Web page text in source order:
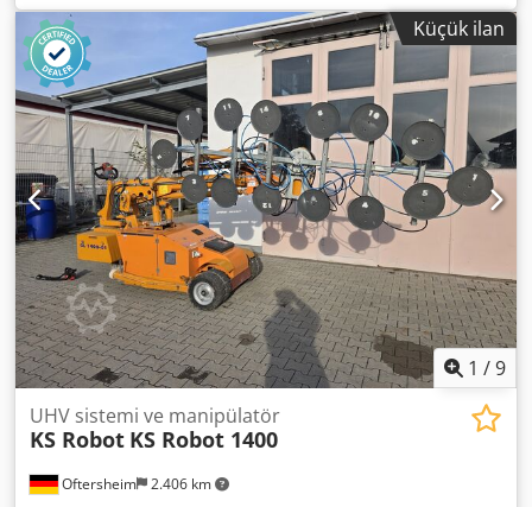
vana. Ölçüsü DN 250'dir. Stokta 2 adet bulunmaktadır.
Kullanım kılavuzlarını ekledik, böylece tüm gerekli bilgileri
kontrol edebilirsiniz. Csdpszfiahefx An Eorf
Küçük ilan
1 /9
Oftersheim 2.406 km
UHV sistemi ve manipülatör
KS Robot KS Robot 1400